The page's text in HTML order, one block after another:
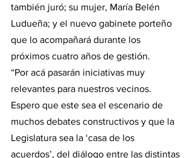
también juró; su mujer, María Belén
Ludueña; y el nuevo gabinete porteño
que lo acompañará durante los
próximos cuatro años de gestión.
“Por acá pasarán iniciativas muy
relevantes para nuestros vecinos.
Espero que este sea el escenario de
muchos debates constructivos y que la
Legislatura sea la ‘casa de los
acuerdos’, del diálogo entre las distintas